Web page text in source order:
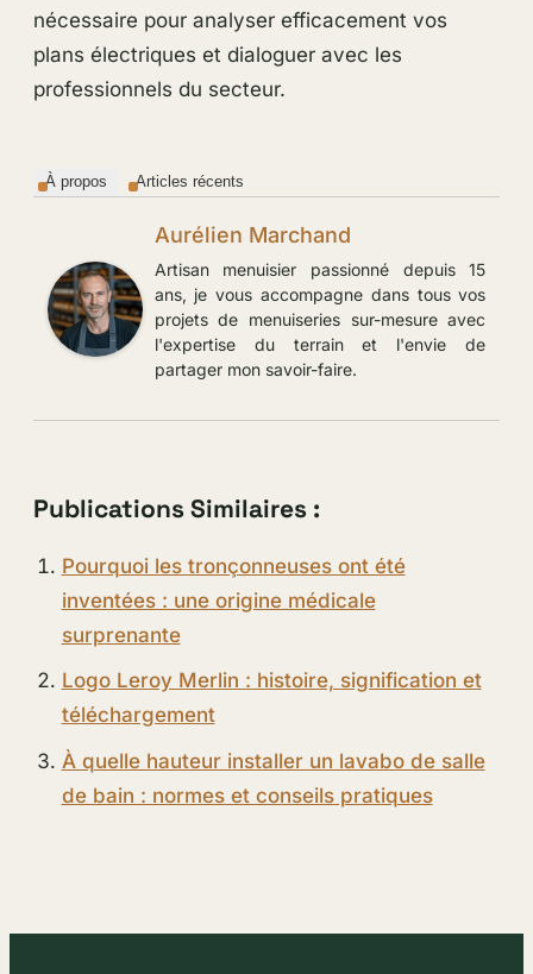
nécessaire pour analyser efficacement vos
plans électriques et dialoguer avec les
professionnels du secteur.
À propos Articles récents
Aurélien Marchand
Artisan menuisier passionné depuis 15
ans, je vous accompagne dans tous vos
projets de menuiseries sur-mesure avec
l'expertise du terrain et l'envie de
partager mon savoir-faire.
Publications Similaires :
Pourquoi les tronçonneuses ont été
inventées : une origine médicale
surprenante
Logo Leroy Merlin : histoire, signification et
téléchargement
À quelle hauteur installer un lavabo de salle
de bain : normes et conseils pratiques